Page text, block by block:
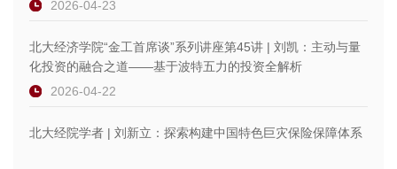
2026-04-23
北大经济学院“金工首席谈”系列讲座第45讲 | 刘凯：主动与量
化投资的融合之道——基于波特五力的投资全解析
2026-04-22
北大经院学者 | 刘新立：探索构建中国特色巨灾保险保障体系